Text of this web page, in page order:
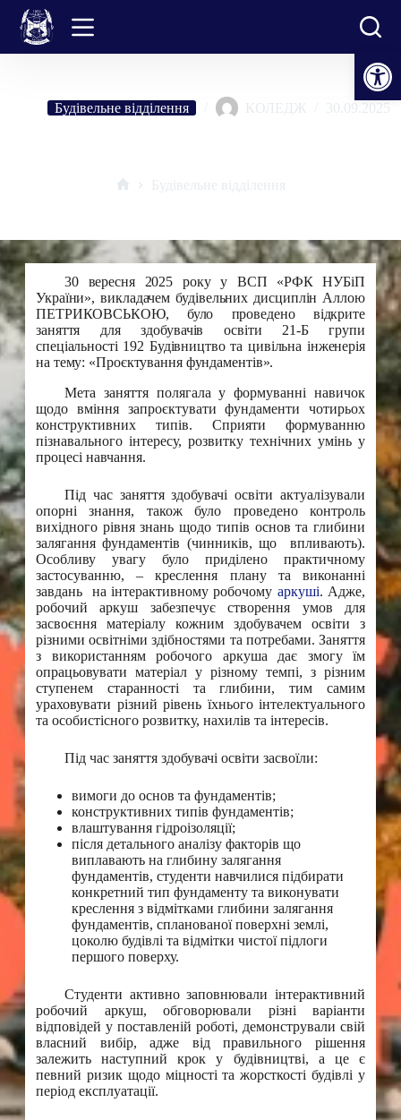
Відкрити Панель інструментів
Перейти
вмісту
Будівельне відділення КОЛЕДЖ 30.09.2025
Будівельне відділення
30 вересня 2025 року у ВСП «РФК НУБіП
України», викладачем будівельних дисциплін Аллою
ПЕТРИКОВСЬКОЮ, було проведено відкрите
заняття для здобувачів освіти 21-Б групи
спеціальності 192 Будівництво та цивільна інженерія
на тему: «Проєктування фундаментів».
Мета заняття полягала у формуванні навичок
щодо вміння запроєктувати фундаменти чотирьох
конструктивних типів. Сприяти формуванню
пізнавального інтересу, розвитку технічних умінь у
процесі навчання.
Під час заняття здобувачі освіти актуалізували
опорні знання, також було проведено контроль
вихідного рівня знань щодо типів основ та глибини
залягання фундаментів (чинників, що впливають).
Особливу увагу було приділено практичному
застосуванню, – креслення плану та виконанні
завдань на інтерактивному робочому аркуші. Адже,
робочий аркуш забезпечує створення умов для
засвоєння матеріалу кожним здобувачем освіти з
різними освітніми здібностями та потребами. Заняття
з використанням робочого аркуша дає змогу їм
опрацьовувати матеріал у різному темпі, з різним
ступенем старанності та глибини, тим самим
ураховувати різний рівень їхнього інтелектуального
та особистісного розвитку, нахилів та інтересів.
Під час заняття здобувачі освіти засвоїли:
вимоги до основ та фундаментів;
конструктивних типів фундаментів;
влаштування гідроізоляції;
після детального аналізу факторів що
виплавають на глибину залягання
фундаментів, студенти навчилися підбирати
конкретний тип фундаменту та виконувати
креслення з відмітками глибини залягання
фундаментів, спланованої поверхні землі,
цоколю будівлі та відмітки чистої підлоги
першого поверху.
Студенти активно заповнювали інтерактивний
робочий аркуш, обговорювали різні варіанти
відповідей у поставленій роботі, демонстрували свій
власний вибір, адже від правильного рішення
залежить наступний крок у будівництві, а це є
певний ризик щодо міцності та жорсткості будівлі у
період експлуатації.